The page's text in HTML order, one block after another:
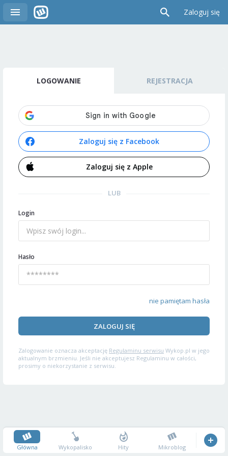
Zaloguj się
LOGOWANIE REJESTRACJA
Zaloguj się z Facebook
Zaloguj się z Apple
LUB
Login
Hasło
nie pamiętam hasła
ZALOGUJ SIĘ
Zalogowanie oznacza akceptację Regulaminu serwisu Wykop.pl w jego
aktualnym brzmieniu. Jeśli nie akceptujesz Regulaminu w całości,
prosimy o niekorzystanie z serwisu.
Główna Wykopalisko Hity Mikroblog